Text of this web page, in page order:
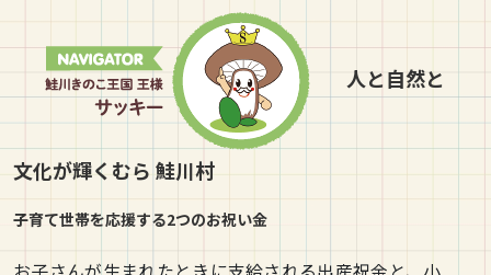
人と自然と
文化が輝くむら 鮭川村
子育て世帯を応援する2つのお祝い金